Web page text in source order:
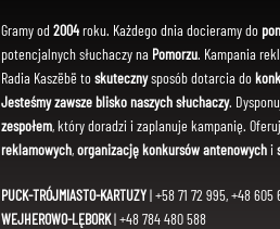
Gramy od 2004roku. Każdego dnia docieramy do
potencjalnych słuchaczy na Pomorzu. Kampania
Radia Kaszëbë toskutecznysposób dotarcia do
Jesteśmy zawsze blisko naszych słuchaczy.
zespołem, który doradzi i zaplanuje kampanię.
reklamowych,organizację konkursów antenowychi
PUCK-TRÓJMIASTO-KARTUZY| +58 71 72 995, +48 605
WEJHEROWO-LĘBORK| +48 784 480 588